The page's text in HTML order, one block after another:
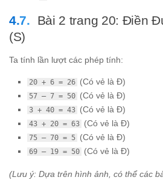
Bài 2 trang 20: Điền
(S)
Ta tính lần lượt các phép tính:
20 + 6 = 26 (Có vẻ là Đ)
57 – 7 = 50 (Có vẻ là Đ)
3 + 40 = 43 (Có vẻ là Đ)
43 + 20 = 63 (Có vẻ là Đ)
75 – 70 = 5 (Có vẻ là Đ)
69 – 19 = 50 (Có vẻ là Đ)
(Lưu ý: Dựa trên hình ảnh, có thể các